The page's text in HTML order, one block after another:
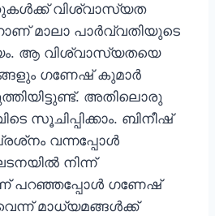
വിശ്വാസ്യത
മാലാ പാര്‍വ്വതിയുടെ
ആ വിശ്വാസ്യതയെ
ഗണേഷ് കുമാര്‍
അതിലൊരു
സൂചിപ്പിക്കാം. ബിനീഷ്
വന്നപ്പോള്‍
നിന്ന്
പറഞ്ഞപ്പോള്‍ ഗണേഷ്
മാധ്യമങ്ങള്‍ക്ക്